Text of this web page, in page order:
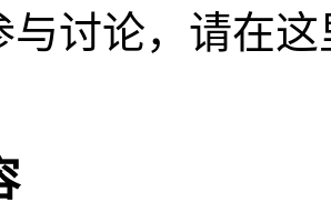
讨论，请在这